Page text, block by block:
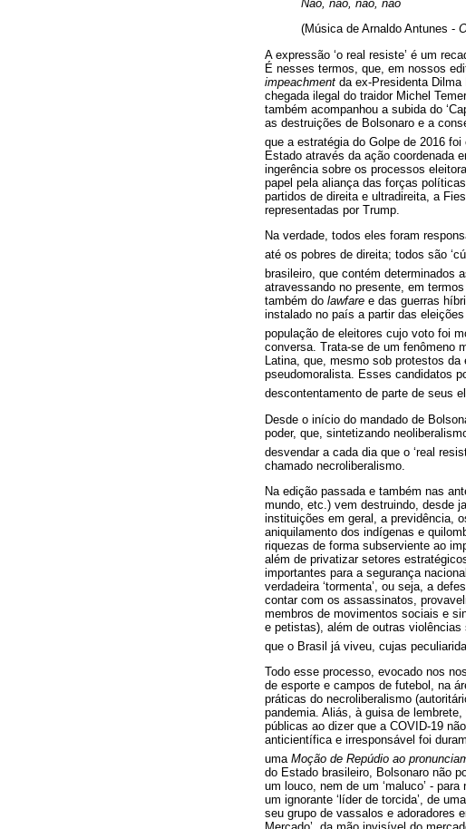
Não, não, não, não
(Música de Arnaldo Antunes -
A expressão ‘o real resiste’ é um
É nesses termos, que, em nossos
impeachment da ex-Presidenta
chegada ilegal do traidor Michel
também acompanhou a subida do
as destruições de Bolsonaro e a
que a estratégia do Golpe de 2016
Estado através da ação coordenada
ingerência sobre os processos
papel pela aliança das forças
partidos de direita e ultradireita, a
representadas por Trump.
Na verdade, todos eles foram
até os pobres de direita; todos são
brasileiro, que contém determinados
atravessando no presente, em
também do lawfare e das guerras
instalado no país a partir das
população de eleitores cujo voto foi
conversa. Trata-se de um fenômeno
Latina, que, mesmo sob protestos
pseudomoralista. Esses candidatos
descontentamento de parte de seus
Desde o início do mandado de
poder, que, sintetizando
desvendar a cada dia que o ‘real
chamado necroliberalismo.
Na edição passada e também nas
mundo, etc.) vem destruindo, desde
instituições em geral, a previdência,
aniquilamento dos indígenas e
riquezas de forma subserviente ao
além de privatizar setores
importantes para a segurança
verdadeira ‘tormenta’, ou seja, a
contar com os assassinatos,
membros de movimentos sociais e
e petistas), além de outras
que o Brasil já viveu, cujas
Todo esse processo, evocado nos
de esporte e campos de futebol, na
práticas do necroliberalismo
pandemia. Aliás, à guisa de
públicas ao dizer que a COVID-19
anticientífica e irresponsável foi
uma Moção de Repúdio ao
do Estado brasileiro, Bolsonaro não
um louco, nem de um ‘maluco’ -
um ignorante ‘líder de torcida’, de
seu grupo de vassalos e adoradores